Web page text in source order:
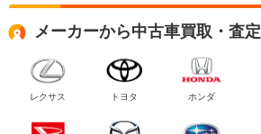
メーカーから中古車買取・査
レクサス トヨタ ホンダ